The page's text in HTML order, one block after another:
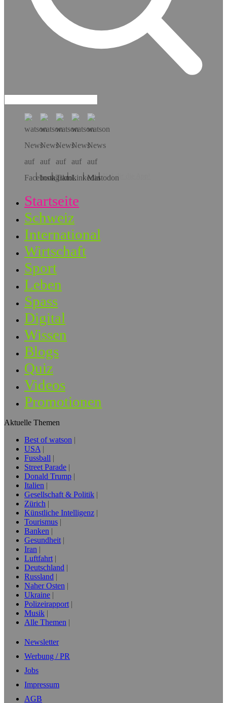
Hol dir die App!
Startseite
Schweiz
International
Wirtschaft
Sport
Leben
Spass
Digital
Wissen
Blogs
Quiz
Videos
Promotionen
Aktuelle Themen
Best of watson
USA
Fussball
Street Parade
Donald Trump
Italien
Gesellschaft & Politik
Zürich
Künstliche Intelligenz
Tourismus
Banken
Gesundheit
Iran
Luftfahrt
Deutschland
Russland
Naher Osten
Ukraine
Polizeirapport
Musik
Alle Themen
Newsletter
Werbung / PR
Jobs
Impressum
AGB